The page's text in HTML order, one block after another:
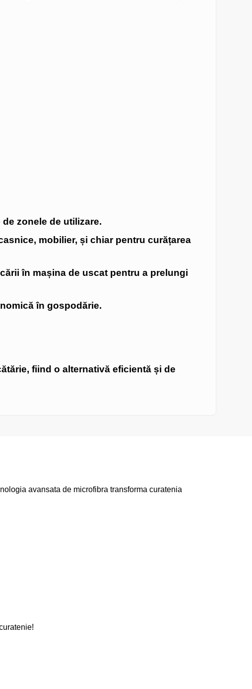
zonele de utilizare.
mobilier, și chiar pentru curățarea
în mașina de uscat pentru a prelungi
în gospodărie.
fiind o alternativă eficientă și de
avansata de microfibra transforma curatenia